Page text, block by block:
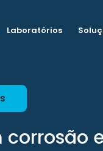
Laboratórios